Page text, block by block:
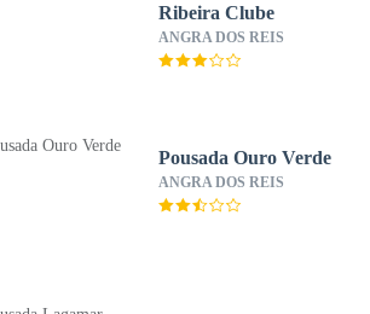
Ribeira Clube
ANGRA DOS REIS
Pousada Ouro Verde
ANGRA DOS REIS